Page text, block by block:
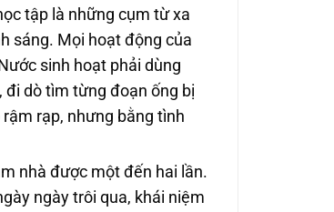
tập là những cụm từ xa
sáng. Mọi hoạt động của
sinh hoạt phải dùng
dò tìm từng đoạn ống bị
rạp, nhưng bằng tình
nhà được một đến hai lần.
ngày trôi qua, khái niệm